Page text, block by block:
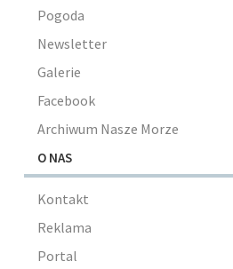
Pogoda
Newsletter
Galerie
Facebook
Archiwum Nasze Morze
O NAS
Kontakt
Reklama
Portal